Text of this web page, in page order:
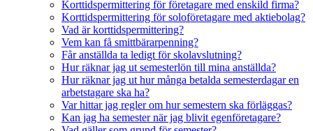
Korttidspermittering för företagare med enskild firma?
Korttidspermittering för soloföretagare med aktiebolag?
Vad är korttidspermittering?
Vem kan få smittbärarpenning?
Får anställda ta ledigt för skolavslutning?
Hur räknar jag ut semesterlön till mina anställda?
Hur räknar jag ut hur många betalda semesterdagar en
arbetstagare ska ha?
Var hittar jag regler om hur semestern ska förläggas?
Kan jag ha semester när jag blivit egenföretagare?